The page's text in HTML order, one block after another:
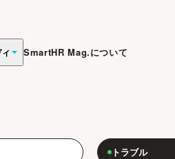
SmartHR Mag.について
トラブル